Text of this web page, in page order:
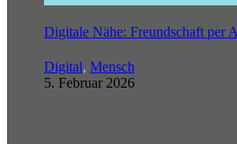
Digitale Nähe: Freundschaft per
Digital, Mensch
5. Februar 2026